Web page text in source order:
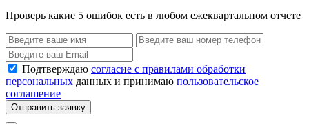
Проверь какие 5 ошибок есть в любом ежеквартальном отчете
Подтверждаю согласие с правилами обработки
персональных данных и принимаю пользовательское
соглашение
Отправить заявку